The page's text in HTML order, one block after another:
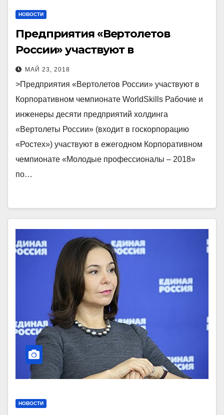
НОВОСТИ
Предприятия «Вертолетов
России» участвуют в
Корпоративном чемпионате
WorldSkills
МАЙ 23, 2018
>Предприятия «Вертолетов России» участвуют в
Корпоративном чемпионате WorldSkills Рабочие и
инженеры десяти предприятий холдинга
«Вертолеты России» (входит в гос­корпорацию
«Ростех») участвуют в ежегодном Корпоративном
чемпионате «Молодые профессионалы – 2018»
по…
НОВОСТИ